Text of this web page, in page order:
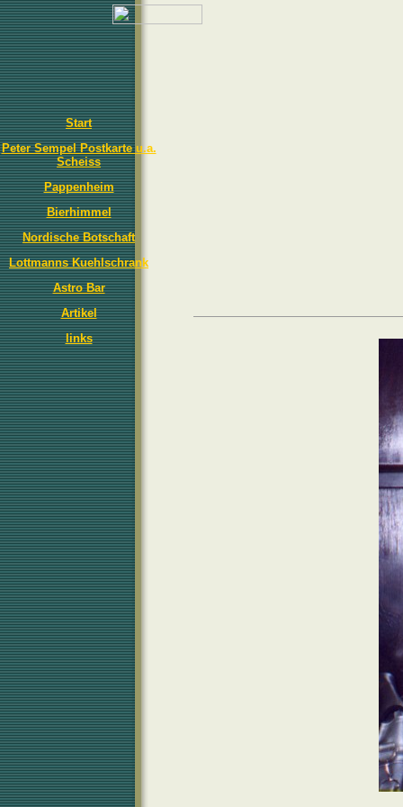
Start
Peter Sempel Postkarte u.a.
Scheiss
Pappenheim
Bierhimmel
Nordische Botschaft
Lottmanns Kuehlschrank
Astro Bar
Artikel
links